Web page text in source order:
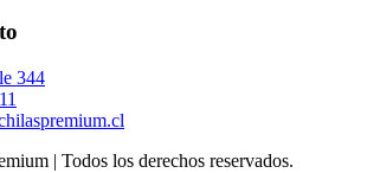
344
| Todos los derechos reservados.